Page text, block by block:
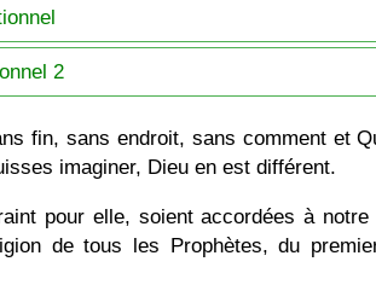
2
fin, sans endroit, sans comment et
imaginer, Dieu en est différent.
pour elle, soient accordées à notre
de tous les Prophètes, du